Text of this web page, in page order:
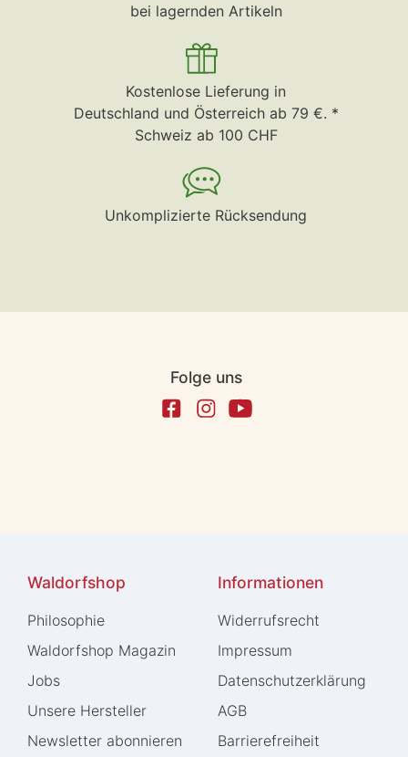
bei lagernden Artikeln
Kostenlose Lieferung in
Deutschland und Österreich ab 79 €. *
Schweiz ab 100 CHF
Unkomplizierte Rücksendung
Folge uns
Waldorfshop
Philosophie
Waldorfshop Magazin
Jobs
Unsere Hersteller
Newsletter abonnieren
Informationen
Widerrufs­recht
Impressum
Daten­schutz­erklärung
AGB
Barrierefreiheit